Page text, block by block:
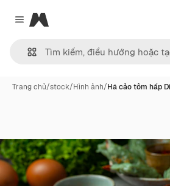
Close menu
Magnific
Trang chủ/stock/Hình ảnh/Há cảo tôm hấp